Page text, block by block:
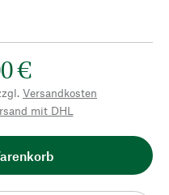
€
Versandkosten
mit DHL